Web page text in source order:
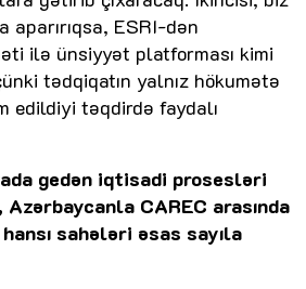
aparırıqsa, ESRI-dən
ilə ünsiyyət platforması kimi
tədqiqatın yalnız hökumətə
edildiyi təqdirdə faydalı
gedən iqtisadi prosesləri
CAREC arasında
hansı sahələri əsas sayıla